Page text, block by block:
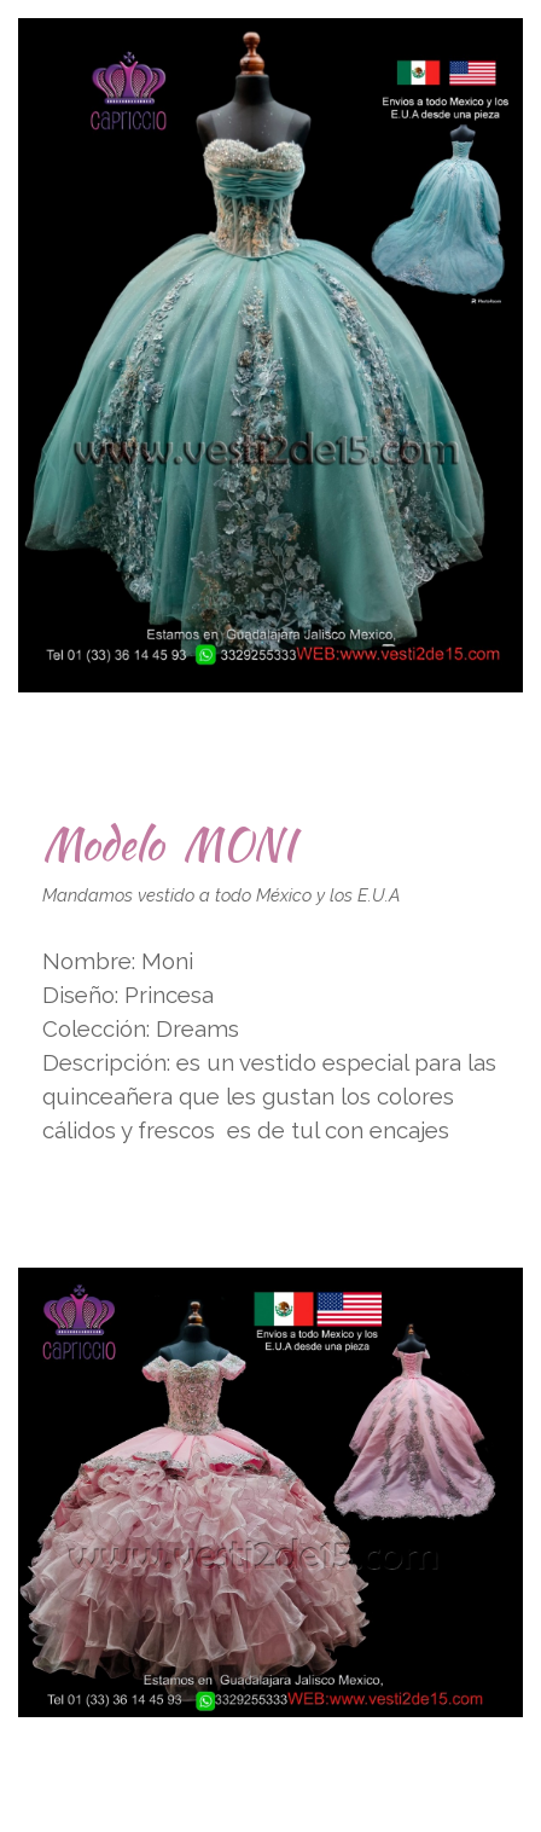
Modelo MONI
Mandamos vestido a todo México y los E.U.A
Nombre: Moni
Diseño: Princesa
Colección: Dreams
Descripción: es un vestido especial para las
quinceañera que les gustan los colores
cálidos y frescos es de tul con encajes